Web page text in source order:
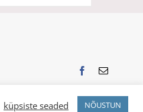
Facebook
Email
küpsiste seaded NÕUSTUN